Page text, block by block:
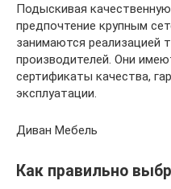
Подыскивая
предпочтение крупным
занимаются реализацией
производителей. Они
сертификаты качества,
эксплуатации.
Диван Мебель
Как правильно